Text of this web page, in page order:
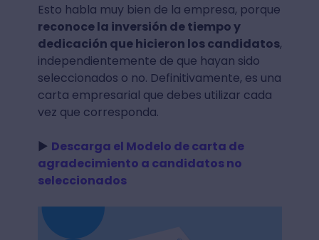
Esto habla muy bien de la empresa, porque
reconoce la inversión de tiempo y
dedicación que hicieron los candidatos,
independientemente de que hayan sido
seleccionados o no. Definitivamente, es una
carta empresarial que debes utilizar cada
vez que corresponda.
► Descarga el Modelo de carta de
agradecimiento a candidatos no
seleccionados